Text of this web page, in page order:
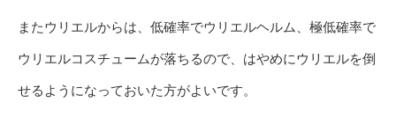
またウリエルからは、低確率でウリエルヘルム、極低確率で
ウリエルコスチュームが落ちるので、はやめにウリエルを倒
せるようになっておいた方がよいです。